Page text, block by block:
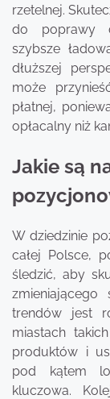
rzetelnej.
do poprawy
szybsze
dłuższej
może
płatnej,
opłacalny niż
Jakie są
W dziedzinie
całej Polsce,
śledzić, aby
zmieniającego
trendów jest
miastach
produktów i
pod kątem
kluczowa.